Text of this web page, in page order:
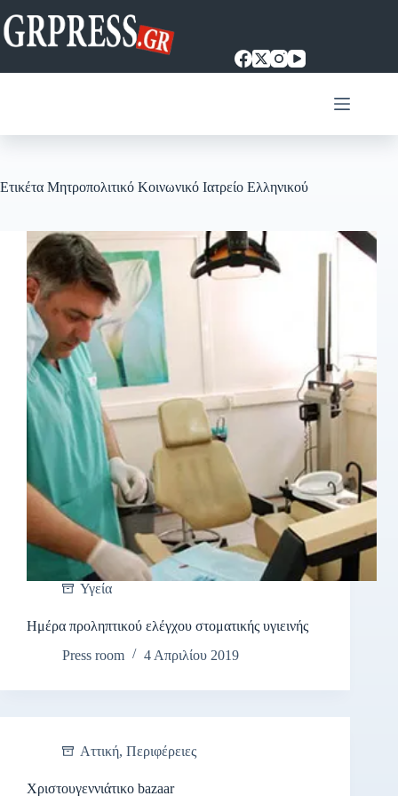
στο
περιεχόμενο
Ετικέτα Μητροπολιτικό Κοινωνικό Ιατρείο Ελληνικού
Υγεία
Ημέρα προληπτικού ελέγχου στοματικής υγιεινής
Press room
4 Απριλίου 2019
Αττική, Περιφέρειες
Χριστουγεννιάτικο bazaar